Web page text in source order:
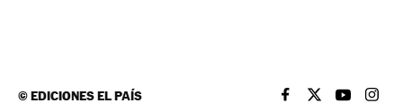
©EDICIONES EL PAÍS EL PAÍS BRASIL EN
EL PAÍSEL PAÍS
EL